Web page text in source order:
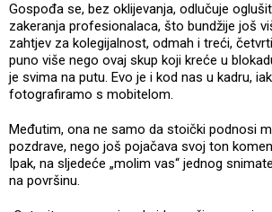
Gospođa se, bez oklijevanja, odlučuje
zakeranja profesionalaca, što bundžije još
zahtjev za kolegijalnost, odmah i treći,
puno više nego ovaj skup koji kreće u
je svima na putu. Evo je i kod nas u kadru,
fotografiramo s mobitelom.
Međutim, ona ne samo da stoički podnosi
pozdrave, nego još pojačava svoj ton
Ipak, na sljedeće „molim vas“ jednog
na površinu.